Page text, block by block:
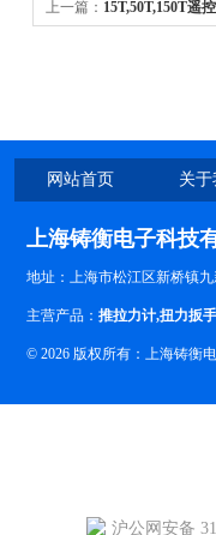
上一篇： 15T,50T,150T遥
网站首页 关
上海铸衡电子科技
地址：上海市松江区新桥镇
主营产品： 推拉力计,扭力扳手
© 2026 版权所有：上海铸衡
沪公网安备